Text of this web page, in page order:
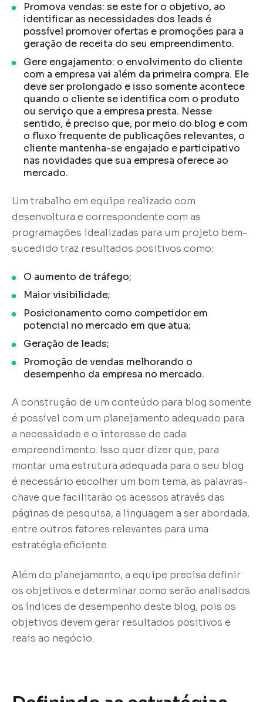
Promova vendas: se este for o objetivo, ao
identificar as necessidades dos leads é
possível promover ofertas e promoções para a
geração de receita do seu empreendimento.
Gere engajamento: o envolvimento do cliente
com a empresa vai além da primeira compra. Ele
deve ser prolongado e isso somente acontece
quando o cliente se identifica com o produto
ou serviço que a empresa presta. Nesse
sentido, é preciso que, por meio do blog e com
o fluxo frequente de publicações relevantes, o
cliente mantenha-se engajado e participativo
nas novidades que sua empresa oferece ao
mercado.
Um trabalho em equipe realizado com
desenvoltura e correspondente com as
programações idealizadas para um projeto bem-
sucedido traz resultados positivos como:
O aumento de tráfego;
Maior visibilidade;
Posicionamento como competidor em
potencial no mercado em que atua;
Geração de leads;
Promoção de vendas melhorando o
desempenho da empresa no mercado.
A construção de um conteúdo para blog somente
é possível com um planejamento adequado para
a necessidade e o interesse de cada
empreendimento. Isso quer dizer que, para
montar uma estrutura adequada para o seu blog
é necessário escolher um bom tema, as palavras-
chave que facilitarão os acessos através das
páginas de pesquisa, a linguagem a ser abordada,
entre outros fatores relevantes para uma
estratégia eficiente.
Além do planejamento, a equipe precisa definir
os objetivos e determinar como serão analisados
os índices de desempenho deste blog, pois os
objetivos devem gerar resultados positivos e
reais ao negócio.